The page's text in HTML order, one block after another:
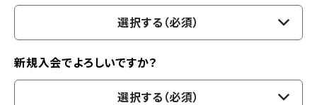
選択する（必須）
新規入会でよろしいですか？
選択する（必須）